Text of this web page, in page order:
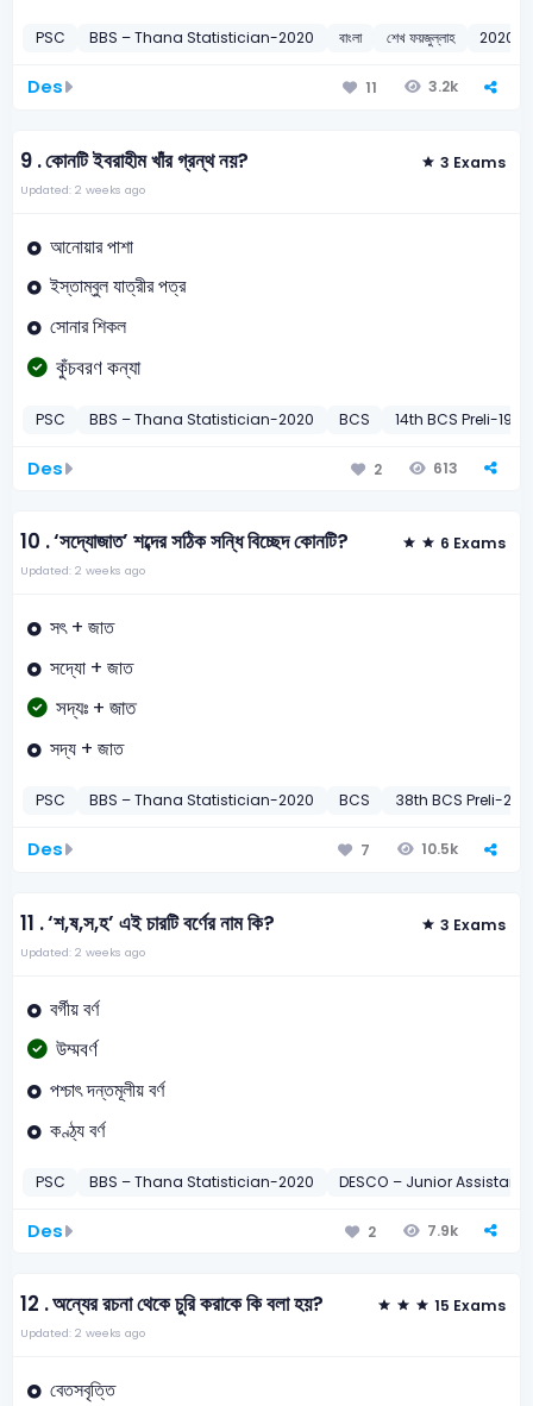
PSC BBS – Thana Statistician-2020 বাংলা শেখ ফয়জুল্লাহ 2020
Des 11 3.2k
9 .কোনটি ইবরাহীম খাঁর গ্রন্থ নয়? 3 Exams
Updated: 2 weeks ago
আনোয়ার পাশা
ইস্তাম্বুল যাত্রীর পত্র
সোনার শিকল
কুঁচবরণ কন্যা
PSC BBS – Thana Statistician-2020 BCS 14th BCS Preli-1992
Des 2 613
10 .‘সদ্যোজাত’ শব্দের সঠিক সন্ধি বিচ্ছেদ কোনটি? 6 Exams
Updated: 2 weeks ago
সৎ + জাত
সদ্যো + জাত
সদ্যঃ + জাত
সদ্য + জাত
PSC BBS – Thana Statistician-2020 BCS 38th BCS Preli-2017
Des 7 10.5k
11 .‘শ,ষ,স,হ’ এই চারটি বর্ণের নাম কি? 3 Exams
Updated: 2 weeks ago
বর্গীয় বর্ণ
উম্মবর্ণ
পশ্চাৎ দন্তমূলীয় বর্ণ
কণ্ঠ্য বর্ণ
PSC BBS – Thana Statistician-2020 DESCO – Junior Assistant
Des 2 7.9k
12 .অন্যের রচনা থেকে চুরি করাকে কি বলা হয়? 15 Exams
Updated: 2 weeks ago
বেতসবৃত্তি